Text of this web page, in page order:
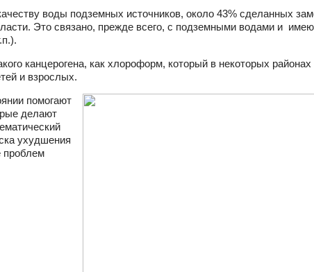
воды подземных источников, около 43% сделанных
Это связано, прежде всего, с подземными водами и
канцерогена, как хлороформ, который в некоторых
и взрослых.
помогают
делают
ухудшения
проблем